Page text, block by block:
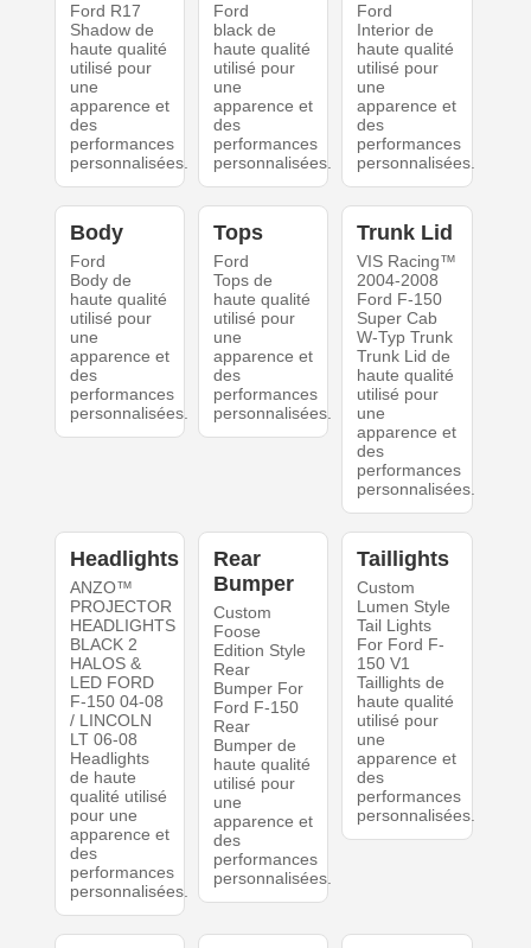
Ford R17
Shadow de
haute qualité
utilisé pour
une
apparence et
des
performances
personnalisées.
Ford
black de
haute qualité
utilisé pour
une
apparence et
des
performances
personnalisées.
Ford
Interior de
haute qualité
utilisé pour
une
apparence et
des
performances
personnalisées.
Body
Ford
Body de
haute qualité
utilisé pour
une
apparence et
des
performances
personnalisées.
Tops
Ford
Tops de
haute qualité
utilisé pour
une
apparence et
des
performances
personnalisées.
Trunk Lid
VIS Racing™
2004-2008
Ford F-150
Super Cab
W-Typ Trunk
Trunk Lid de
haute qualité
utilisé pour
une
apparence et
des
performances
personnalisées.
Headlights
ANZO™
PROJECTOR
HEADLIGHTS
BLACK 2
HALOS &
LED FORD
F-150 04-08
/ LINCOLN
LT 06-08
Headlights
de haute
qualité utilisé
pour une
apparence et
des
performances
personnalisées.
Rear
Bumper
Custom
Foose
Edition Style
Rear
Bumper For
Ford F-150
Rear
Bumper de
haute qualité
utilisé pour
une
apparence et
des
performances
personnalisées.
Taillights
Custom
Lumen Style
Tail Lights
For Ford F-
150 V1
Taillights de
haute qualité
utilisé pour
une
apparence et
des
performances
personnalisées.